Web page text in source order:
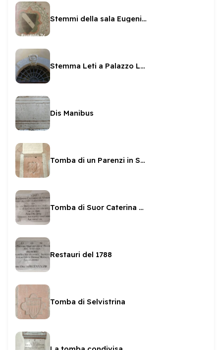
Stemmi della sala Eugenio IV
Stemma Leti a Palazzo Leti
Dis Manibus
Tomba di un Parenzi in San Ponziano
Tomba di Suor Caterina Marchetti
Restauri del 1788
Tomba di Selvistrina